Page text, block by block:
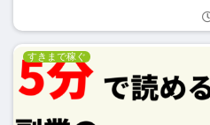
すきまで稼ぐ